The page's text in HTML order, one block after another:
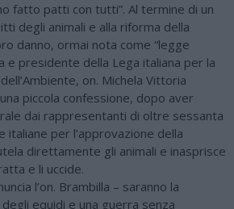
fatto patti con tutti”. Al termine di un
degli animali e alla riforma della
danno, ormai nota come “legge
e presidente della Lega italiana per la
on. Michela Vittoria
piccola confessione, dopo aver
dai rappresentanti di oltre sessanta
italiane per l’approvazione della
direttamente gli animali e inasprisce
e li uccide.
l’on. Brambilla – saranno la
equidi e una guerra senza